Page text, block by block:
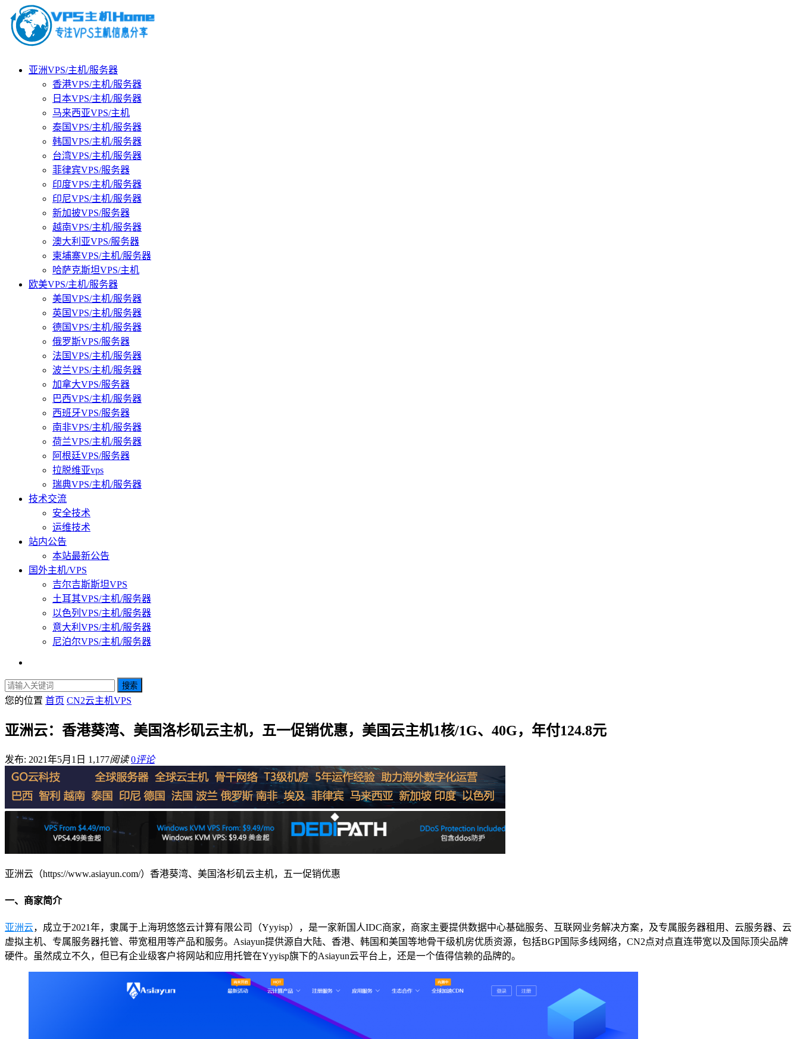
亚洲VPS/主机/服务器
香港VPS/主机/服务器
日本VPS/主机/服务器
马来西亚VPS/主机
泰国VPS/主机/服务器
韩国VPS/主机/服务器
台湾VPS/主机/服务器
菲律宾VPS/服务器
印度VPS/主机/服务器
印尼VPS/主机/服务器
新加披VPS/服务器
越南VPS/主机/服务器
澳大利亚VPS/服务器
柬埔寨VPS/主机/服务器
哈萨克斯坦VPS/主机
欧美VPS/主机/服务器
美国VPS/主机/服务器
英国VPS/主机/服务器
德国VPS/主机/服务器
俄罗斯VPS/服务器
法国VPS/主机/服务器
波兰VPS/主机/服务器
加拿大VPS/服务器
巴西VPS/主机/服务器
西班牙VPS/服务器
南非VPS/主机/服务器
荷兰VPS/主机/服务器
阿根廷VPS/服务器
拉脱维亚vps
瑞典VPS/主机/服务器
技术交流
安全技术
运维技术
站内公告
本站最新公告
国外主机/VPS
吉尔吉斯斯坦VPS
土耳其VPS/主机/服务器
以色列VPS/主机/服务器
意大利VPS/主机/服务器
尼泊尔VPS/主机/服务器
搜索
您的位置 首页 CN2云主机VPS
亚洲云：香港葵湾、美国洛杉矶云主机，五一促销优惠，美国云主机1核/1G、40G，年付124.8元
发布: 2021年5月1日 1,177阅读 0评论
亚洲云（https://www.asiayun.com/）香港葵湾、美国洛杉矶云主机，五一促销优惠
一、商家简介
亚洲云，成立于2021年，隶属于上海玥悠悠云计算有限公司（Yyyisp），是一家新国人IDC商家，商家主要提供数据中心基础服务、互联网业务解决方案，及专属服务器租用、云服务器、云
虚拟主机、专属服务器托管、带宽租用等产品和服务。Asiayun提供源自大陆、香港、韩国和美国等地骨干级机房优质资源，包括BGP国际多线网络，CN2点对点直连带宽以及国际顶尖品牌
硬件。虽然成立不久，但已有企业级客户将网站和应用托管在Yyyisp旗下的Asiayun云平台上，还是一个值得信赖的品牌的。